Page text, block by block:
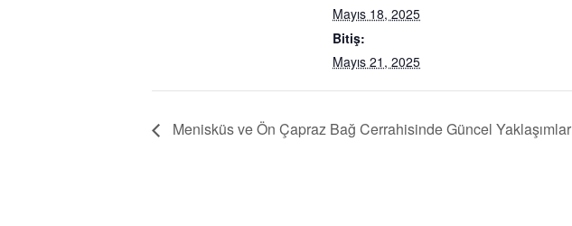
Mayıs 18, 2025
Bitiş:
Mayıs 21, 2025
Menisküs ve Ön Çapraz Bağ Cerrahisinde Güncel Yaklaşımlar